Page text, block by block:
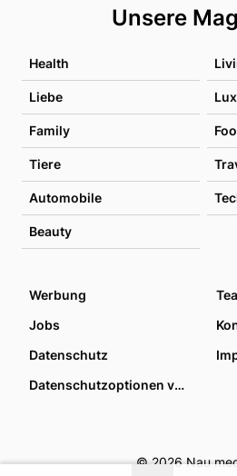
Unsere
Health
Liebe
Family
Tiere
Automobile
Beauty
Werbung
Jobs
Datenschutz
Datenschutzoptionen verwalten
© 2026 Nau